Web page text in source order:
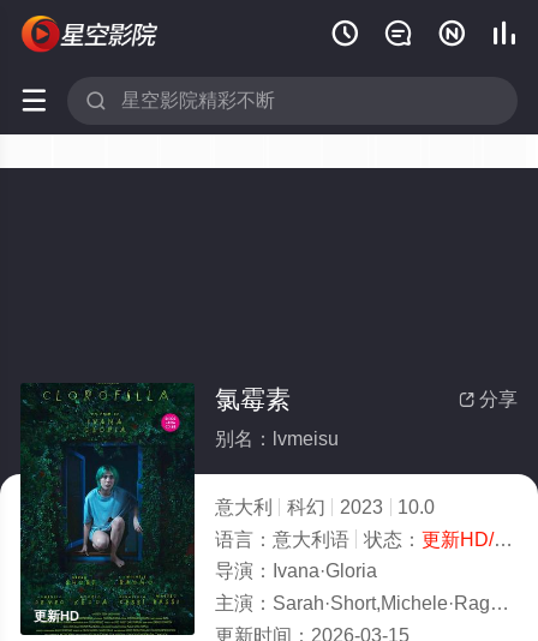
   
 
更新HD
 分享
氯霉素
别名：lvmeisu
意大利 科幻 2023
10.0
语言： 意大利语 状态： 更新HD/高清
导演：
Ivana·Gloria
主演： Sarah·Short,Michele·Ragno,Domenico·De·Meo
更新时间： 2026-03-15